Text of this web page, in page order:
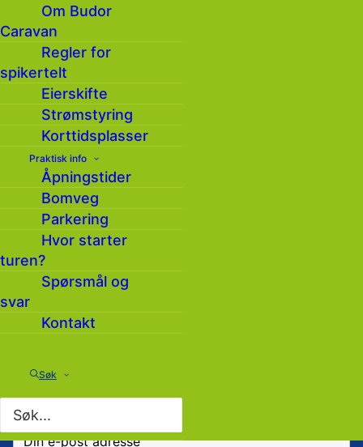
Om Budor
Caravan
Regler for
spikertelt
Eierskifte
Strømstyring
Korttidsplasser
Praktisk info
Åpningstider
Bomveg
Parkering
Hvor starter
turen?
Spørsmål og
svar
Kontakt
Søk
Les mer og se priser for bruk av
treningsterrenget på Hedmark og Oppland
Fuglehundklubb sin
Kartlenke finner duher
Meld deg på vårt
nyhetsbrev
Hold deg oppdatert på hva som skjer på Budor